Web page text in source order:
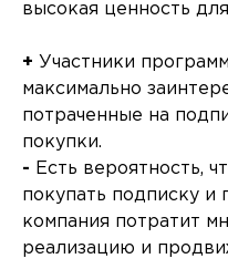
высокая ценность
+ Участники
максимально
потраченные на
покупки.
- Есть вероятность,
покупать подписку и
компания потратит
реализацию и